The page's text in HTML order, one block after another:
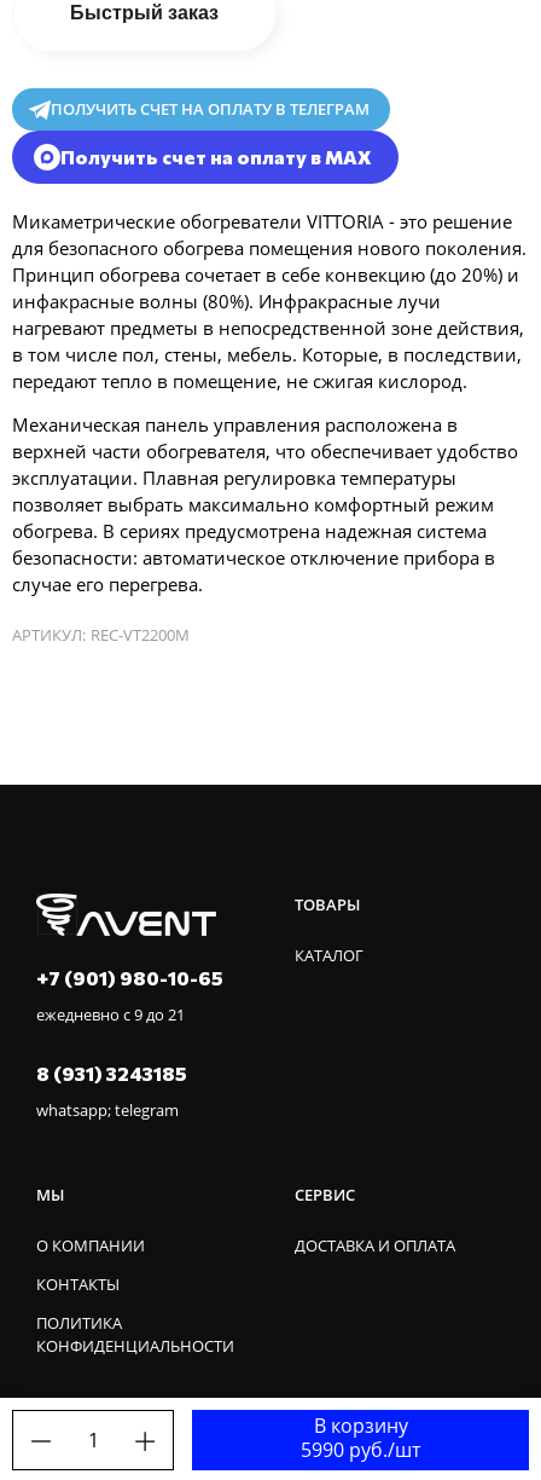
1
В корзину
5990 руб./шт
Быстрый заказ
ПОЛУЧИТЬ СЧЕТ НА ОПЛАТУ В ТЕЛЕГРАМ
Получить счет на оплату в MAX
Микаметрические обогреватели VITTORIA - это решение
для безопасного обогрева помещения нового поколения.
Принцип обогрева сочетает в себе конвекцию (до 20%) и
инфакрасные волны (80%). Инфракрасные лучи
нагревают предметы в непосредственной зоне действия,
в том числе пол, стены, мебель. Которые, в последствии,
передают тепло в помещение, не сжигая кислород.
Механическая панель управления расположена в
верхней части обогревателя, что обеспечивает удобство
эксплуатации. Плавная регулировка температуры
позволяет выбрать максимально комфортный режим
обогрева. В сериях предусмотрена надежная система
безопасности: автоматическое отключение прибора в
случае его перегрева.
АРТИКУЛ: REC-VT2200M
+7 (901) 980-10-65
ежедневно с 9 до 21
8 (931) 3243185
whatsapp; telegram
ТОВАРЫ
КАТАЛОГ
МЫ
О КОМПАНИИ
КОНТАКТЫ
ПОЛИТИКА
КОНФИДЕНЦИАЛЬНОСТИ
СЕРВИС
ДОСТАВКА И ОПЛАТА